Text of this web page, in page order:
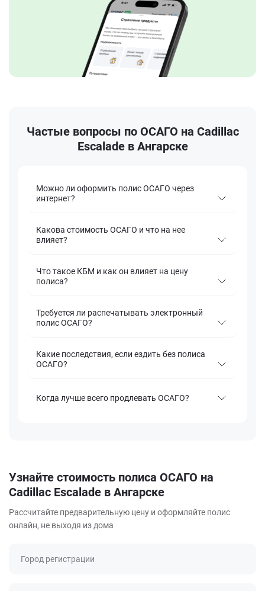
Частые вопросы по ОСАГО на Cadillac
Escalade в Ангарске
Можно ли оформить полис ОСАГО через
интернет?
Какова стоимость ОСАГО и что на нее
влияет?
Что такое КБМ и как он влияет на цену
полиса?
Требуется ли распечатывать электронный
полис ОСАГО?
Какие последствия, если ездить без полиса
ОСАГО?
Когда лучше всего продлевать ОСАГО?
Узнайте стоимость полиса ОСАГО на
Cadillac Escalade в Ангарске
Рассчитайте предварительную цену и оформляйте полис
онлайн, не выходя из дома
Город регистрации